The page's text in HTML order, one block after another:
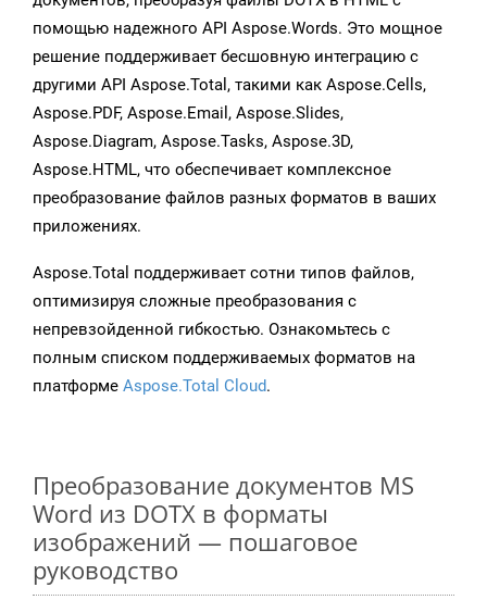
помощью надежного API Aspose.Words. Это мощное
решение поддерживает бесшовную интеграцию с
другими API Aspose.Total, такими как Aspose.Cells,
Aspose.PDF, Aspose.Email, Aspose.Slides,
Aspose.Diagram, Aspose.Tasks, Aspose.3D,
Aspose.HTML, что обеспечивает комплексное
преобразование файлов разных форматов в ваших
приложениях.
Aspose.Total поддерживает сотни типов файлов,
оптимизируя сложные преобразования с
непревзойденной гибкостью. Ознакомьтесь с
полным списком поддерживаемых форматов на
платформе Aspose.Total Cloud.
Преобразование документов MS
Word из DOTX в форматы
изображений — пошаговое
руководство